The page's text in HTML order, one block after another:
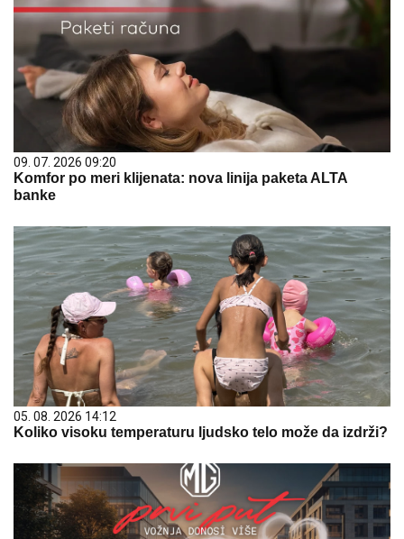
09. 07. 2026 09:20
Komfor po meri klijenata: nova linija paketa ALTA
banke
05. 08. 2026 14:12
Koliko visoku temperaturu ljudsko telo može da izdrži?